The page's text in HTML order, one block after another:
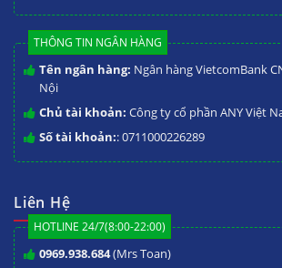
THÔNG TIN NGÂN HÀNG
Tên ngân hàng: Ngân hàng VietcomBank
Nội
Chủ tài khoản: Công ty cổ phần ANY Việt
Số tài khoản:: 0711000226289
Liên Hệ
HOTLINE 24/7(8:00-22:00)
0969.938.684(Mrs Toan)